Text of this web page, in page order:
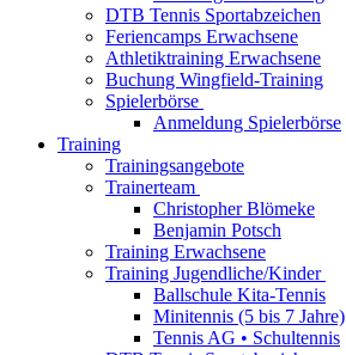
DTB Tennis Sportabzeichen
Feriencamps Erwachsene
Athletiktraining Erwachsene
Buchung Wingfield-Training
Spielerbörse
Anmeldung Spielerbörse
Training
Trainingsangebote
Trainerteam
Christopher Blömeke
Benjamin Potsch
Training Erwachsene
Training Jugendliche/Kinder
Ballschule Kita-Tennis
Minitennis (5 bis 7 Jahre)
Tennis AG • Schultennis